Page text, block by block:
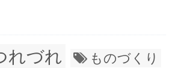
れづれ ものづくり